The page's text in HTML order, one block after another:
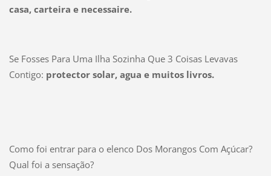
casa, carteira e necessaire.
Se Fosses Para Uma Ilha Sozinha Que 3 Coisas Levavas
Contigo: protector solar, agua e muitos livros.
Como foi entrar para o elenco Dos Morangos Com Açúcar?
Qual foi a sensação?